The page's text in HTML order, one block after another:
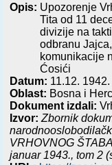
Opis: Upozorenje
Tita od 11
divizije na
odbranu
komunikacije
Ćosići
Datum: 11.12. 1942.
Oblast: Bosna i
Dokument izdali:
Izvor: Zbornik
VRHOVNOG
januar 1943., tom 2